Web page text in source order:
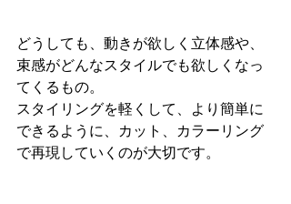
どうしても、動きが欲しく立体感や、
束感がどんなスタイルでも欲しくなっ
てくるもの。
スタイリングを軽くして、より簡単に
できるように、カット、カラーリング
で再現していくのが大切です。